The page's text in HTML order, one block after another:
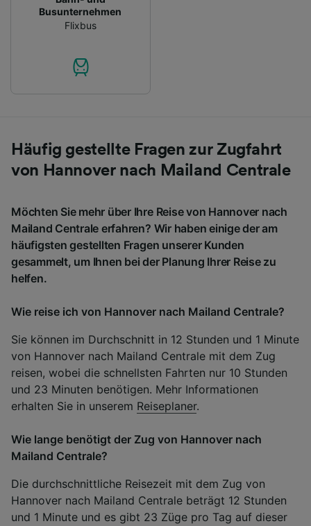
Busunternehmen
Flixbus
Häufig gestellte Fragen zur Zugfahrt
von Hannover nach Mailand Centrale
Möchten Sie mehr über Ihre Reise von Hannover nach
Mailand Centrale erfahren? Wir haben einige der am
häufigsten gestellten Fragen unserer Kunden
gesammelt, um Ihnen bei der Planung Ihrer Reise zu
helfen.
Wie reise ich von Hannover nach Mailand Centrale?
Sie können im Durchschnitt in 12 Stunden und 1 Minute
von Hannover nach Mailand Centrale mit dem Zug
reisen, wobei die schnellsten Fahrten nur 10 Stunden
und 23 Minuten benötigen. Mehr Informationen
erhalten Sie in unserem Reiseplaner.
Wie lange benötigt der Zug von Hannover nach
Mailand Centrale?
Die durchschnittliche Reisezeit mit dem Zug von
Hannover nach Mailand Centrale beträgt 12 Stunden
und 1 Minute und es gibt 23 Züge pro Tag auf dieser